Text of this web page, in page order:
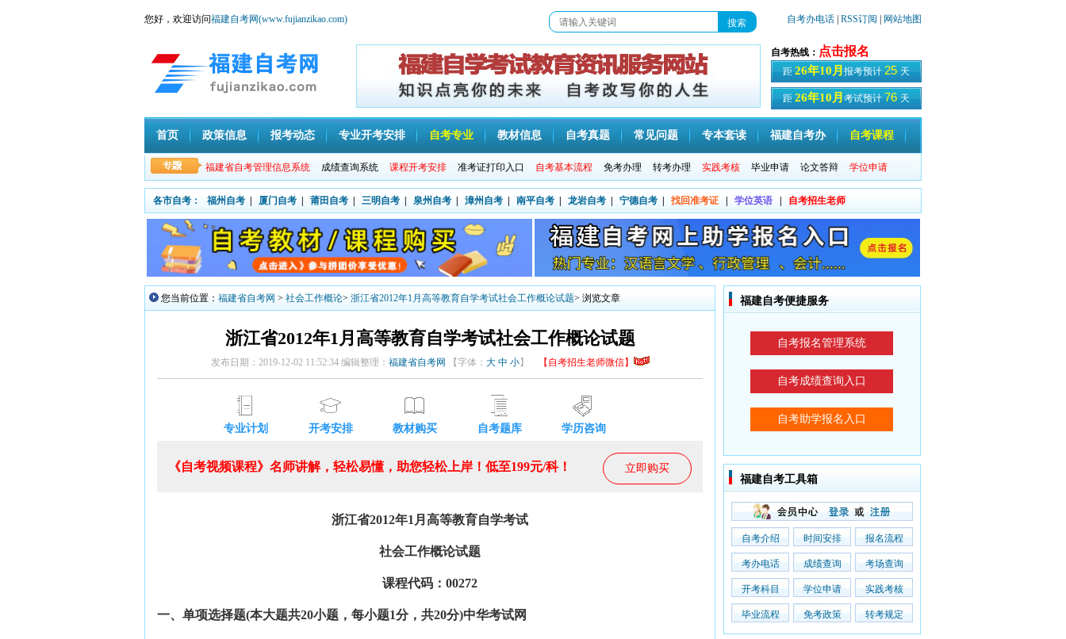
您好，欢迎访问福建自考网(www.fujianzikao.com) 自考办电话 RSS订阅 网站地图
自考热线： 点击报名
距 26年10月 报考预计 25 天
距 26年10月 考试预计 76 天
首页 政策信息 报考动态 专业开考安排 自考专业 教材信息 自考真题 常见问题 专本套读 福建自考办 自考课程
福建省自考管理信息系统 成绩查询系统 课程开考安排 准考证打印入口 自考基本流程 免考办理 转考办理 实践考核 毕业申请 论文答辩 学位申请
各市自考： 福州自考 厦门自考 莆田自考 三明自考 泉州自考 漳州自考 南平自考 龙岩自考 宁德自考 找回准考证 学位英语 自考招生老师
您当前位置： 福建省自考网 > 社会工作概论> 浙江省2012年1月高等教育自学考试社会工作概论试题> 浏览文章
浙江省2012年1月高等教育自学考试社会工作概论试题
发布日期：2019-12-02 11:52:34 编辑整理： 福建省自考网 【字体： 大 中 小】 【自考招生老师微信】
专业计划 开考安排 教材购买 自考题库 学历咨询
立即购买
《自考视频课程》名师讲解，轻松易懂，助您轻松上岸！低至199元/科！
浙江省2012年1月高等教育自学考试
社会工作概论试题
课程代码：00272
一、单项选择题(本大题共20小题，每小题1分，共20分)中华考试网
福建自考便捷服务
福建自考工具箱
自考介绍 时间安排 报名流程
考办电话 成绩查询 考场查询
开考科目 学位申请 实践考核
毕业流程 免考政策 转考规定